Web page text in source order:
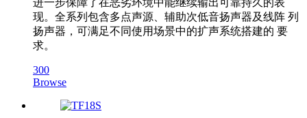
进一步保障了在恶劣环境中能继续输出可靠持久的表
现。全系列包含多点声源、辅助次低音扬声器及线阵 列
扬声器，可满足不同使用场景中的扩声系统搭建的 要
求。
300
Browse